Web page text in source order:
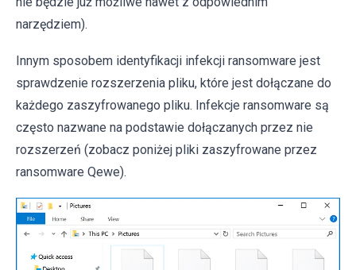
narzędziem).
Innym sposobem identyfikacji infekcji ransomware jest
sprawdzenie rozszerzenia pliku, które jest dołączane do
każdego zaszyfrowanego pliku. Infekcje ransomware są
często nazwane na podstawie dołączanych przez nie
rozszerzeń (zobacz poniżej pliki zaszyfrowane przez
ransomware Qewe).